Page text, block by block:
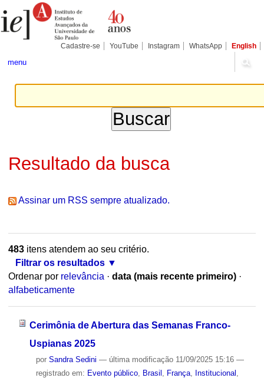
para
conteúdo.
Pessoais
Cadastre-se YouTube Instagram WhatsApp English
menu
Resultado da busca
Assinar um RSS sempre atualizado.
483itens atendem ao seu critério.
Filtrar os resultados
Ordenar por relevância · data (mais recente primeiro) ·
alfabeticamente
Cerimônia de Abertura das Semanas Franco-
Uspianas 2025
por Sandra Sedini — última modificação11/09/2025 15:16 —
registrado em: Evento público, Brasil França, Institucional